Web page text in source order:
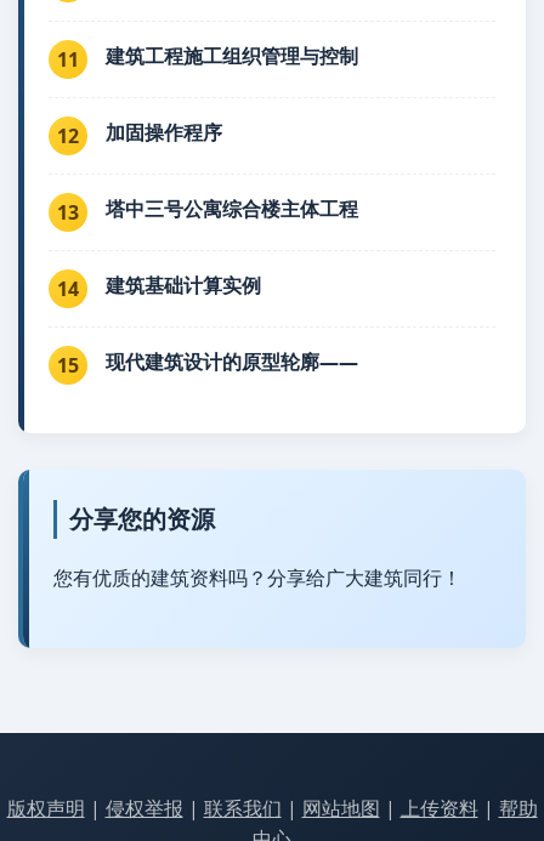
11 建筑工程施工组织管理与控制
12 加固操作程序
13 塔中三号公寓综合楼主体工程
14 建筑基础计算实例
15 现代建筑设计的原型轮廓——
分享您的资源
您有优质的建筑资料吗？分享给广大建筑同行！
版权声明 | 侵权举报 | 联系我们 | 网站地图 | 上传资料| 帮助